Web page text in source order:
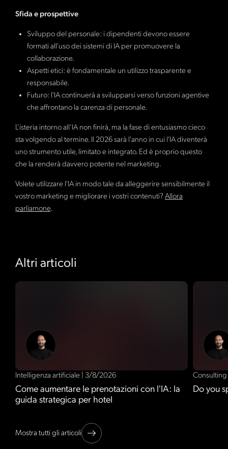
Sfida e prospettive
Sviluppo del personale: i dipendenti devono essere
formati all'uso dei sistemi di IA per promuovere la
collaborazione.
Aspetti etici: è fondamentale un utilizzo trasparente e
responsabile.
Futuro: l'IA continuerà a svilupparsi verso funzioni agentive
che affrontano la carenza di personale.
L’isteria intorno all’IA non finirà, ma la fase di entusiasmo cieco
sta volgendo al termine. Il 2026 sarà l'anno in cui l'IA diventerà
uno strumento utile, limitato e integrato. Ed è proprio questo
che la renderà davvero potente nel marketing.
Volete utilizzare l'IA in modo tale da alleggerire sensibilmente il
vostro marketing e migliorare i vostri contenuti? Allora
parliamone.
Altri articoli
Intelligenza artificiale 3/8/2026
Come aumentare le prenotazioni con l'IA: la
guida strategica per hotel
Consulting
Do you
Mostra tutti gli articoli